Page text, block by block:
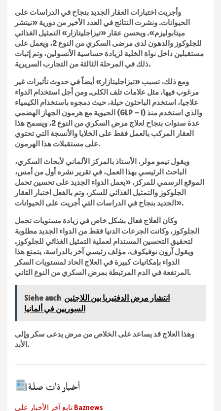
وأجريت اختبارات العقار الجديد بنجاح في الدراسات على
الحيوانات. ونشرت النتائج في العدد الأخير من دورية «نيتشر
ميتابوليزم». ويحسن عقار «تيزاجليتازار» التمثيل الغذائي
للجلوكوز والدهون لدى مرضى السكري من النوع 2، ويعمل على
مستقبلين داخل نواة الخلية لزيادة حساسية الأنسولين، وتم إثبات
ذلك في المرحلة الثالثة من التجارب السريرية.
ومع ذلك، تسبب «تيزاجليتازار» أيضاً في حدوث تأثيرات غير
مرغوب فيها، مثل علامات تلف الكلى. ومن أجل استخدام الدواء
علاجيا، استخدم الباحثون حيلة، حيث دمجوه باستخدام الكيمياء
الحيوية مع هرمون الجهاز الهضمي (GLP – 1) والذي استخدم منذ
عدة سنوات بنجاح لعلاج مرض السكري من النوع 2، ويسمح هذا
العقار المركب بالعمل فقط على الخلايا والأنسجة التي تحتوي
على مستقبلات هذا الهرمون.
ويقول تيمو مولر، الأستاذ بالمركز الألماني لأبحاث السكري،
الباحث الرئيسي بهذا العمل، في تقرير نشره أول من أمس،
الموقع الرسمي للمركز، «يعمل الدواء الجديد على تحسين تحمل
الجلوكوز والتمثيل الغذائي للسكر، وتم بالفعل اختبار العقار
الجديد بنجاح في الدراسات التي أجريت على الحيوانات».
وكان العلاج فعال بشكل خاص في زيادة مستويات تحمل
الجلوكوز، وكانت الجرعات الدنيا فقط من الدواء الجديد مطلوبة
لتحقيق التحسين المستدام لعملية التمثيل الغذائي للجلوكوز.
ويقول آرون نوفيكوف، مؤلف رئيسي آخر بالدراسة، يتمتع هذا
الدواء بإمكانيات كبيرة في العلاج الحاد لمستويات السكر
المرتفعة في الدم المرتبطة بمرض السكري من النوع الثاني.
Siehe auch انتشار مرض الدفتيريا بين اللاجئين
السوريين في ألمانيا
وهذا العلاج قد يساعد على الخلاص من مرض يدعى سكر وإلى
الأبد.
أخبار ذات صلة
تابع آخر الأخبار على Baznews